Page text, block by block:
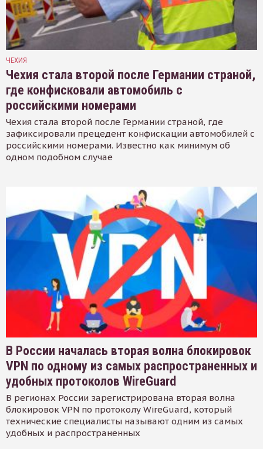
ЧЕХИЯ
Чехия стала второй после Германии страной,
где конфисковали автомобиль с
российскими номерами
Чехия стала второй после Германии страной, где
зафиксировали прецедент конфискации автомобилей с
российскими номерами. Известно как минимум об
одном подобном случае
В России началась вторая волна блокировок
VPN по одному из самых распространенных и
удобных протоколов WireGuard
В регионах России зарегистрирована вторая волна
блокировок VPN по протоколу WireGuard, который
технические специалисты называют одним из самых
удобных и распространенных